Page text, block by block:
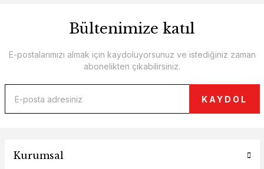
Bültenimize katıl
E-postalarımızı almak için kaydoluyorsunuz ve istediğiniz zaman
abonelikten çıkabilirsiniz.
KAYDOL
Kurumsal